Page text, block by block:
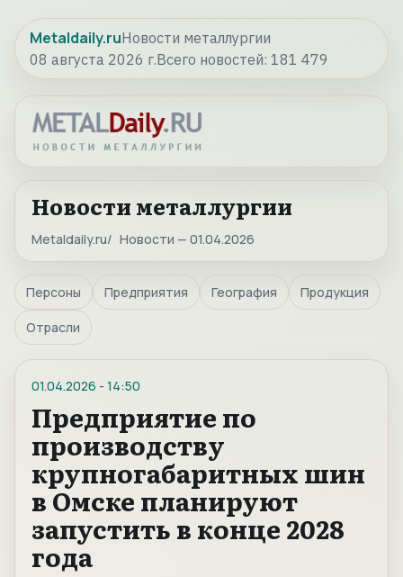
Metaldaily.ruНовости металлургии
08 августа 2026 г.Всего новостей: 181 479
Новости металлургии
Metaldaily.ru Новости — 01.04.2026
Персоны Предприятия География Продукция
Отрасли
01.04.2026 - 14:50
Предприятие по
производству
крупногабаритных шин
в Омске планируют
запустить в конце 2028
года